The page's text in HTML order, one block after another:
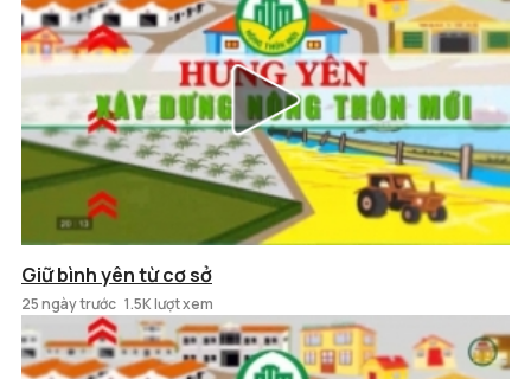
Giữ bình yên từ cơ sở
25 ngày trước 1.5K lượt xem